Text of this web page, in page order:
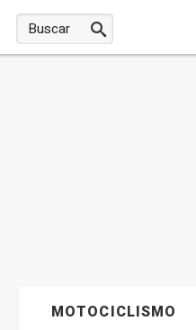
MOTOCICLISMO